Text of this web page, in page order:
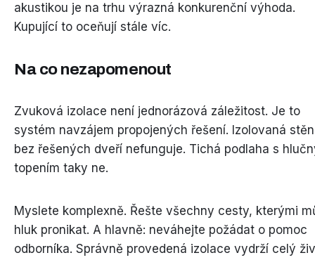
akustikou je na trhu výrazná konkurenční výhoda.
Kupující to oceňují stále víc.
Na co nezapomenout
Zvuková izolace není jednorázová záležitost. Je to
systém navzájem propojených řešení. Izolovaná
bez řešených dveří nefunguje. Tichá podlaha s
topením taky ne.
Myslete komplexně. Řešte všechny cesty, kterými
hluk pronikat. A hlavně: neváhejte požádat o pomoc
odborníka. Správně provedená izolace vydrží celý